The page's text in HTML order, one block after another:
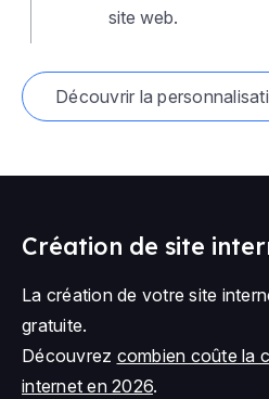
site web.
Découvrir la
Création de site
La création de votre site
gratuite.
Découvrez combien coûte la
internet en 2026.